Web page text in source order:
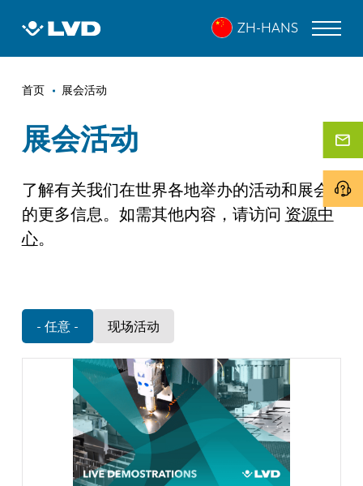
ZH-HANS
面
包
屑
首页 展会活动
展会活动
了解有关我们在世界各地举办的活动和展会
的更多信息。如需其他内容，请访问 资源中
心。
- 任意 - 现场活动
激光切割机
折弯机
折弯中心
冲床
剪板机
关于 LVD
最新消息
探索 LVD
客户案例
展会活动
资源中心